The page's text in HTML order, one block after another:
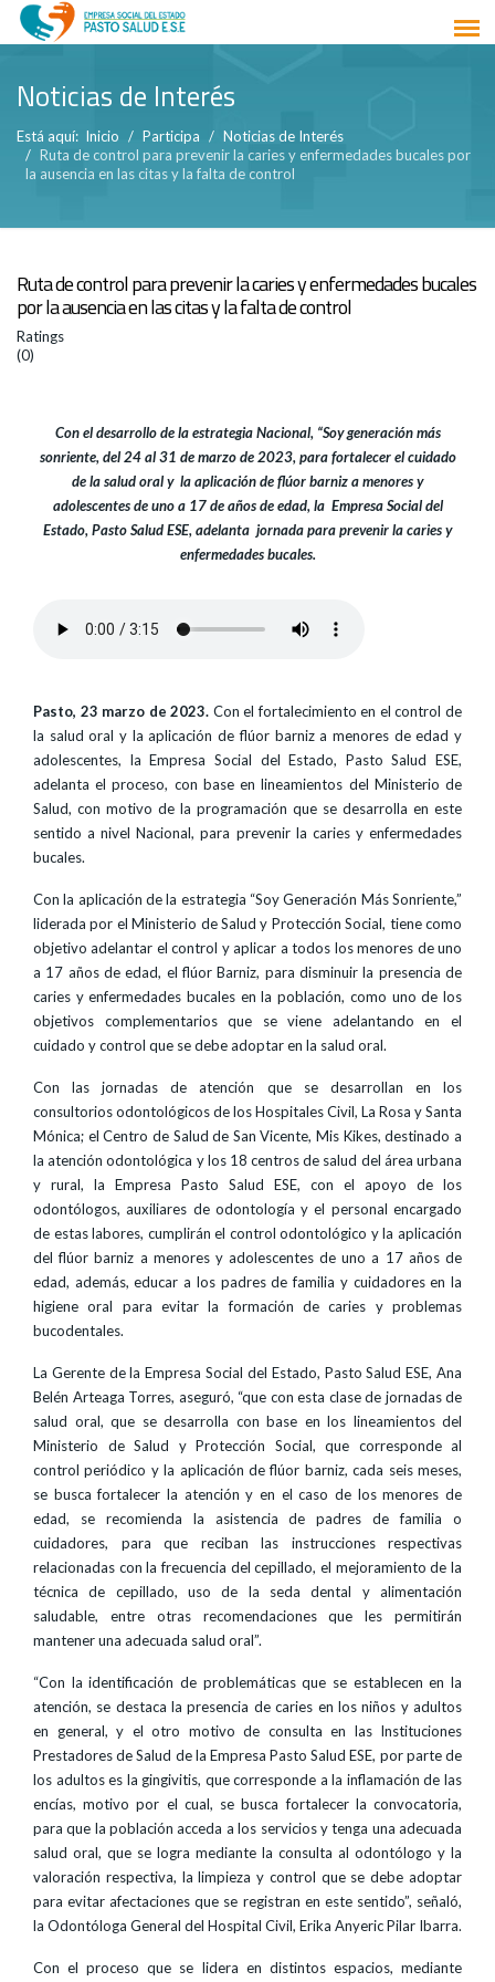
Noticias de Interés
Está aquí: Inicio Participa
Noticias de Interés
Ruta de control para prevenir la caries y enfermedades bucales por
la ausencia en las citas y la falta de control
Ruta de control para prevenir la caries y enfermedades bucales
por la ausencia en las citas y la falta de control
Ratings
(0)
Con el desarrollo de la estrategia Nacional, “Soy generación más
sonriente, del 24 al 31 de marzo de 2023, para fortalecer el cuidado
de la salud oral y la aplicación de flúor barniz a menores y
adolescentes de uno a 17 de años de edad, la Empresa Social del
Estado, Pasto Salud ESE, adelanta jornada para prevenir la caries y
enfermedades bucales.
Pasto, 23 marzo de 2023. Con el fortalecimiento en el control de
la salud oral y la aplicación de flúor barniz a menores de edad y
adolescentes, la Empresa Social del Estado, Pasto Salud ESE,
adelanta el proceso, con base en lineamientos del Ministerio de
Salud, con motivo de la programación que se desarrolla en este
sentido a nivel Nacional, para prevenir la caries y enfermedades
bucales.
Con la aplicación de la estrategia “Soy Generación Más Sonriente,”
liderada por el Ministerio de Salud y Protección Social, tiene como
objetivo adelantar el control y aplicar a todos los menores de uno
a 17 años de edad, el flúor Barniz, para disminuir la presencia de
caries y enfermedades bucales en la población, como uno de los
objetivos complementarios que se viene adelantando en el
cuidado y control que se debe adoptar en la salud oral.
Con las jornadas de atención que se desarrollan en los
consultorios odontológicos de los Hospitales Civil, La Rosa y Santa
Mónica; el Centro de Salud de San Vicente, Mis Kikes, destinado a
la atención odontológica y los 18 centros de salud del área urbana
y rural, la Empresa Pasto Salud ESE, con el apoyo de los
odontólogos, auxiliares de odontología y el personal encargado
de estas labores, cumplirán el control odontológico y la aplicación
del flúor barniz a menores y adolescentes de uno a 17 años de
edad, además, educar a los padres de familia y cuidadores en la
higiene oral para evitar la formación de caries y problemas
bucodentales.
La Gerente de la Empresa Social del Estado, Pasto Salud ESE, Ana
Belén Arteaga Torres, aseguró, “que con esta clase de jornadas de
salud oral, que se desarrolla con base en los lineamientos del
Ministerio de Salud y Protección Social, que corresponde al
control periódico y la aplicación de flúor barniz, cada seis meses,
se busca fortalecer la atención y en el caso de los menores de
edad, se recomienda la asistencia de padres de familia o
cuidadores, para que reciban las instrucciones respectivas
relacionadas con la frecuencia del cepillado, el mejoramiento de la
técnica de cepillado, uso de la seda dental y alimentación
saludable, entre otras recomendaciones que les permitirán
mantener una adecuada salud oral”.
“Con la identificación de problemáticas que se establecen en la
atención, se destaca la presencia de caries en los niños y adultos
en general, y el otro motivo de consulta en las Instituciones
Prestadores de Salud de la Empresa Pasto Salud ESE, por parte de
los adultos es la gingivitis, que corresponde a la inflamación de las
encías, motivo por el cual, se busca fortalecer la convocatoria,
para que la población acceda a los servicios y tenga una adecuada
salud oral, que se logra mediante la consulta al odontólogo y la
valoración respectiva, la limpieza y control que se debe adoptar
para evitar afectaciones que se registran en este sentido”, señaló,
la Odontóloga General del Hospital Civil, Erika Anyeric Pilar Ibarra.
Con el proceso que se lidera en distintos espacios, mediante